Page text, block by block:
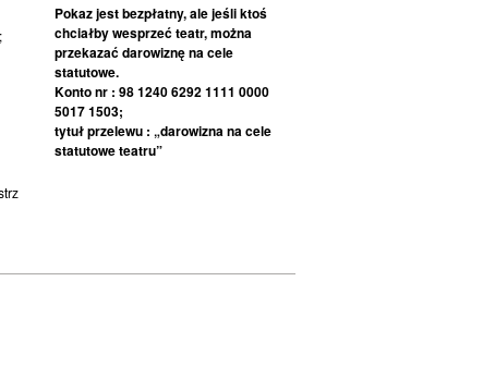
Pokaz jest bezpłatny, ale jeśli ktoś
chciałby wesprzeć teatr, można
przekazać darowiznę na cele
statutowe.
Konto nr : 98 1240 6292 1111 0000
5017 1503;
tytuł przelewu : „darowizna na cele
statutowe teatru”